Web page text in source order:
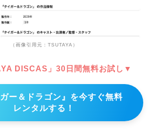
（画像引用元：TSUTAYA）
DISCAS」30日間無料お試し▼
ー＆ドラゴン』を今すぐ無料
レンタルする！